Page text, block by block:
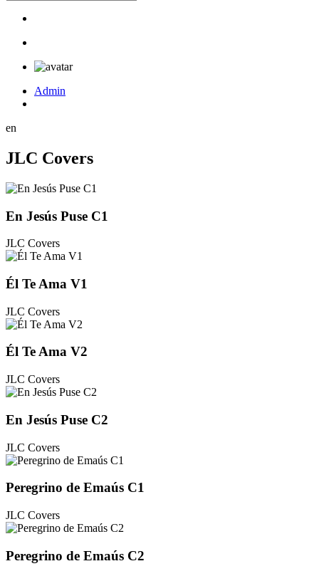
Admin
en
JLC Covers
En Jesús Puse C1
JLC Covers
Él Te Ama V1
JLC Covers
Él Te Ama V2
JLC Covers
En Jesús Puse C2
JLC Covers
Peregrino de Emaús C1
JLC Covers
Peregrino de Emaús C2